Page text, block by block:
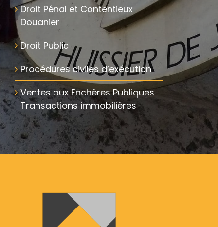
Droit Pénal et Contentieux
Douanier
Droit Public
Procédures civiles d’exécution
Ventes aux Enchères Publiques
Transactions immobilières